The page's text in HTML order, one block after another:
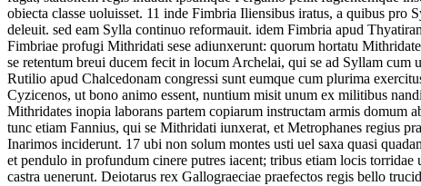
obiecta classe uoluisset. 11 inde Fimbria Iliensibus iratus, a quibus pro
deleuit. sed eam Sylla continuo reformauit. idem Fimbria apud
Fimbriae profugi Mithridati sese adiunxerunt: quorum hortatu
se retentum breui ducem fecit in locum Archelai, qui se ad Syllam cum
Rutilio apud Chalcedonam congressi sunt eumque cum plurima
Cyzicenos, ut bono animo essent, nuntium misit unum ex militibus
Mithridates inopia laborans partem copiarum instructam armis domum
tunc etiam Fannius, qui se Mithridati iunxerat, et Metrophanes regius
Inarimos inciderunt. 17 ubi non solum montes usti uel saxa quasi
et pendulo in profundum cinere putres iacent; tribus etiam locis torridae
castra uenerunt. Deiotarus rex Gallograeciae praefectos regis bello